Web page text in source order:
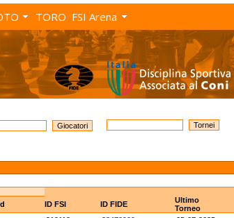
TORO FSI Arena
ID FSI ID FIDE
Ultimo
Torneo